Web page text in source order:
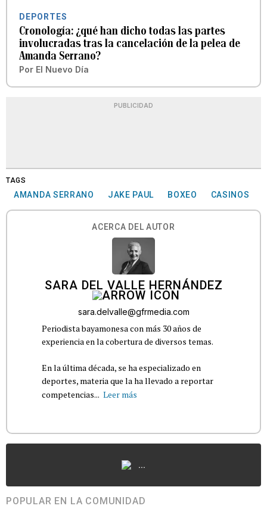
DEPORTES
Cronología: ¿qué han dicho todas las partes
involucradas tras la cancelación de la pelea de
Amanda Serrano?
Por El Nuevo Día
PUBLICIDAD
TAGS
AMANDA SERRANO JAKE PAUL BOXEO CASINOS
ACERCA DEL AUTOR
SARA DEL VALLE HERNÁNDEZ
sara.delvalle@gfrmedia.com
Periodista bayamonesa con más 30 años de
experiencia en la cobertura de diversos temas.
En la última década, se ha especializado en
deportes, materia que la ha llevado a reportar
competencias... Leer más
...
POPULAR EN LA COMUNIDAD